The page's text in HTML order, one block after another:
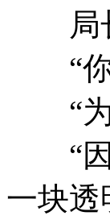
局长
“你
“为
“因
一块透